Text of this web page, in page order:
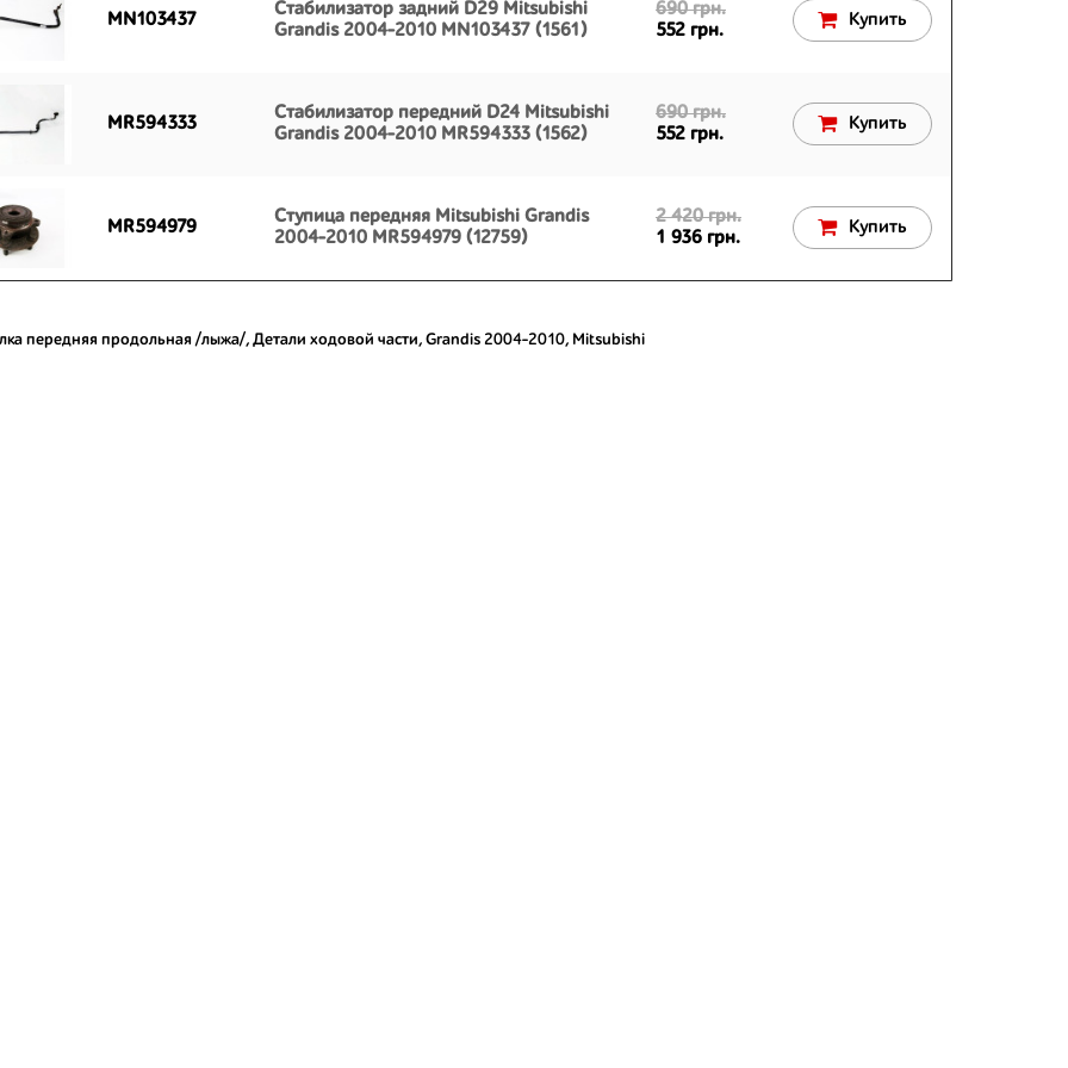
MN103437
Стабилизатор задний D29 Mitsubishi
Grandis 2004-2010 MN103437 (1561)
690 грн.
552 грн.
Купить
MR594333
Стабилизатор передний D24 Mitsubishi
Grandis 2004-2010 MR594333 (1562)
690 грн.
552 грн.
Купить
MR594979
Ступица передняя Mitsubishi Grandis
2004-2010 MR594979 (12759)
2 420 грн.
1 936 грн.
Купить
передняя продольная /лыжа/, Детали ходовой части, Grandis 2004-2010, Mitsubishi